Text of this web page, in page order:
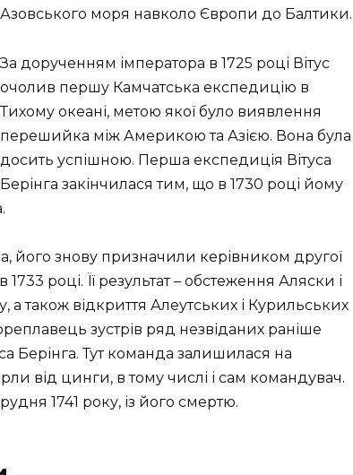
Азовського моря навколо Європи до Балтики.
За дорученням імператора в 1725 році Вітус
очолив першу Камчатська експедицію в
Тихому океані, метою якої було виявлення
перешийка між Америкою та Азією. Вона була
досить успішною. Перша експедиція Вітуса
Берінга закінчилася тим, що в 1730 році йому
його знову призначили керівником другої
році. Її результат – обстеження Аляски і
а також відкриття Алеутських і Курильських
зустрів ряд незвіданих раніше
Берінга. Тут команда залишилася на
від цинги, в тому числі і сам командувач.
1741 року, із його смертю.